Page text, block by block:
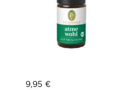
9,95 €